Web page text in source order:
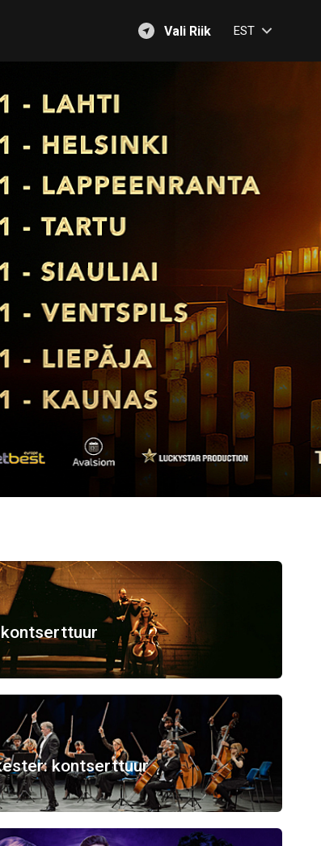
Vali Riik EST
kontserttuur
kontserttuur